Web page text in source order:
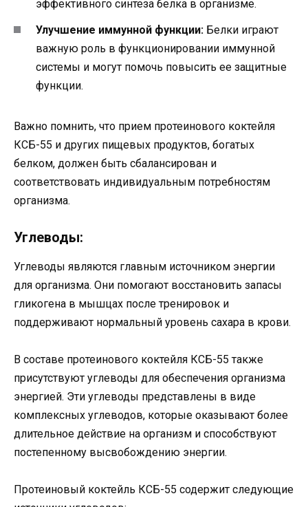
эффективного синтеза белка в организме.
Улучшение иммунной функции: Белки играют
важную роль в функционировании иммунной
системы и могут помочь повысить ее защитные
функции.
Важно помнить, что прием протеинового коктейля
КСБ-55 и других пищевых продуктов, богатых
белком, должен быть сбалансирован и
соответствовать индивидуальным потребностям
организма.
Углеводы:
Углеводы являются главным источником энергии
для организма. Они помогают восстановить запасы
гликогена в мышцах после тренировок и
поддерживают нормальный уровень сахара в крови.
В составе протеинового коктейля КСБ-55 также
присутствуют углеводы для обеспечения организма
энергией. Эти углеводы представлены в виде
комплексных углеводов, которые оказывают более
длительное действие на организм и способствуют
постепенному высвобождению энергии.
Протеиновый коктейль КСБ-55 содержит следующие